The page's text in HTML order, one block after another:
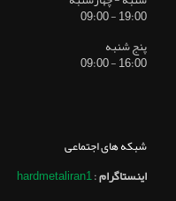
19:00 - 09:00
پنج شنبه
16:00 - 09:00
شبکه های اجتماعی
اینستاگرام:
hardmetaliran1